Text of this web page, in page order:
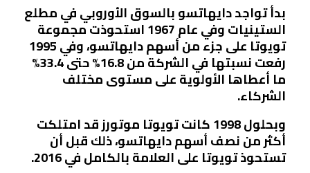
بدأ تواجد دايهاتسو بالسوق الأوروبي في مطلع
الستينيات وفي عام 1967 استحوذت مجموعة
تويوتا على جزء من أسهم دايهاتسو، وفي 1995
رفعت نسبتها في الشركة من 16.8% حتى 33.4%
ما أعطاها الأولوية على مستوى مختلف
الشركاء.
وبحلول 1998 كانت تويوتا موتورز قد امتلكت
أكثر من نصف أسهم دايهاتسو، ذلك قبل أن
تستحوذ تويوتا على العلامة بالكامل في 2016.